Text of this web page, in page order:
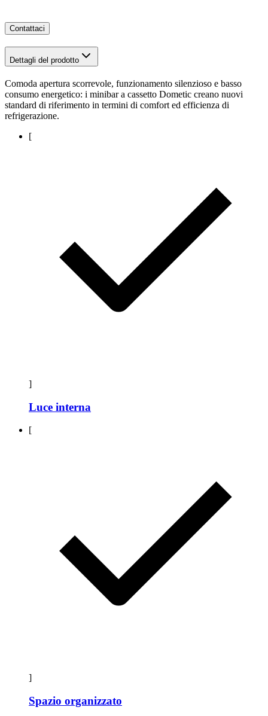
Contattaci
Dettagli del prodotto
Comoda apertura scorrevole, funzionamento silenzioso e basso
consumo energetico: i minibar a cassetto Dometic creano nuovi
standard di riferimento in termini di comfort ed efficienza di
refrigerazione.
[
]
Luce interna
[
]
Spazio organizzato